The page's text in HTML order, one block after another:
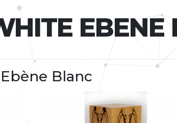
EBENE
Blanc